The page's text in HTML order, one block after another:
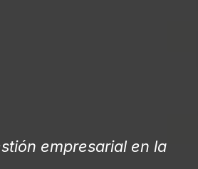
empresarial en la